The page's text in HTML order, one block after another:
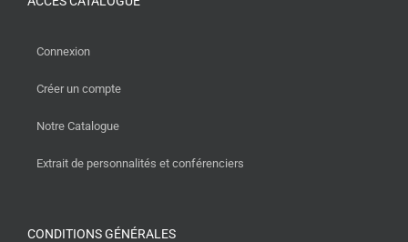
Connexion
Créer un compte
Notre Catalogue
Extrait de personnalités et conférenciers
CONDITIONS GÉNÉRALES